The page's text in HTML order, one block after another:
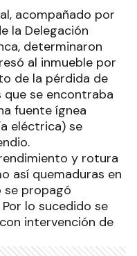
acompañado por
la Delegación
determinaron
al inmueble por
de la pérdida de
que se encontraba
fuente ígnea
eléctrica) se
y rotura
así quemaduras en
se propagó
lo sucedido se
intervención de